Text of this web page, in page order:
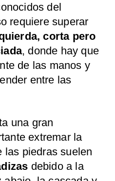
del
requiere superar
corta pero
, donde hay que
de las manos y
entre las
una gran
extremar la
las piedras suelen
debido a la